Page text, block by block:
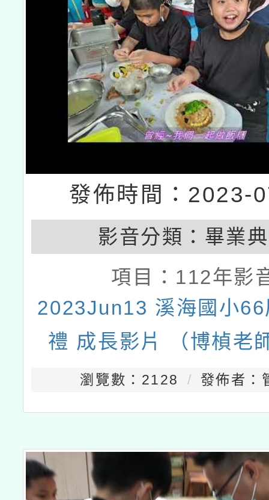
發佈時間：2023-
影音分類： 畢業
項目： 112年影
2023Jun13 溪海國小
禮 成長影片 （博楨老
瀏覽數：2128 發佈者：